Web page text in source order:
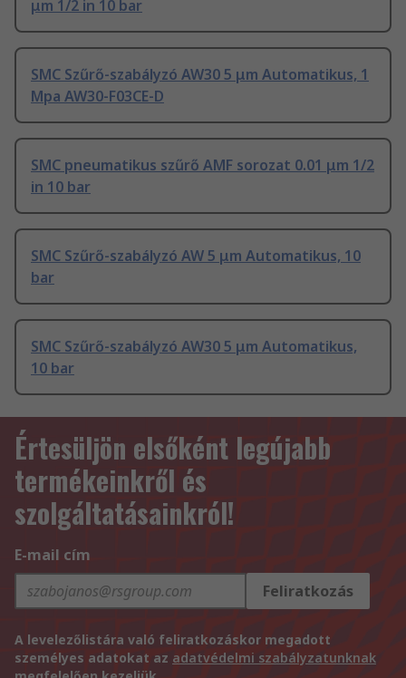
μm 1/2 in 10 bar
SMC Szűrő-szabályzó AW30 5 μm Automatikus, 1
Mpa AW30-F03CE-D
SMC pneumatikus szűrő AMF sorozat 0.01 μm 1/2
in 10 bar
SMC Szűrő-szabályzó AW 5 μm Automatikus, 10
bar
SMC Szűrő-szabályzó AW30 5 μm Automatikus,
10 bar
Értesüljön elsőként legújabb
termékeinkről és
szolgáltatásainkról!
E-mail cím
Feliratkozás
A levelezőlistára való feliratkozáskor megadott
személyes adatokat az adatvédelmi szabályzatunknak